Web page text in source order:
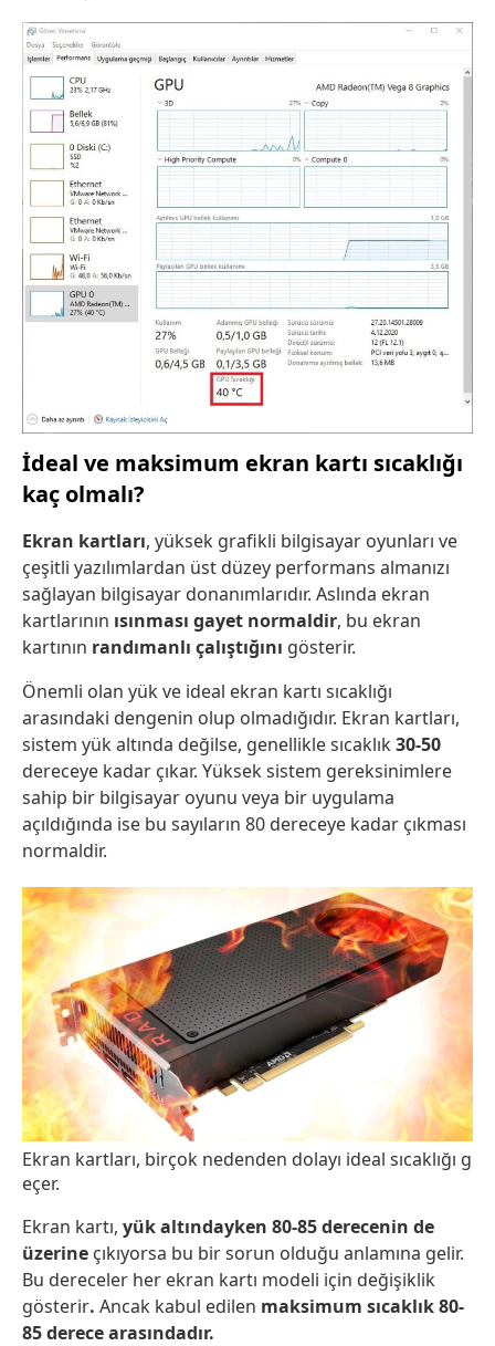
İdeal ve maksimum ekran kartı sıcaklığı
kaç olmalı?
Ekran kartları, yüksek grafikli bilgisayar oyunları ve
çeşitli yazılımlardan üst düzey performans almanızı
sağlayan bilgisayar donanımlarıdır. Aslında ekran
kartlarının ısınması gayet normaldir, bu ekran
kartının randımanlı çalıştığını gösterir.
Önemli olan yük ve ideal ekran kartı sıcaklığı
arasındaki dengenin olup olmadığıdır. Ekran kartları,
sistem yük altında değilse, genellikle sıcaklık30-50
dereceye kadar çıkar. Yüksek sistem gereksinimlere
sahip bir bilgisayar oyunu veya bir uygulama
açıldığında ise bu sayıların 80 dereceye kadar çıkması
normaldir.
Ekran kartları, birçok nedenden dolayı ideal sıcaklığı g
eçer.
Ekran kartı, yük altındayken 80-85 derecenin de
üzerine çıkıyorsa bu bir sorun olduğu anlamına gelir.
Bu dereceler her ekran kartı modeli için değişiklik
gösterir. Ancak kabul edilen maksimum sıcaklık 80-
85 derece arasındadır.